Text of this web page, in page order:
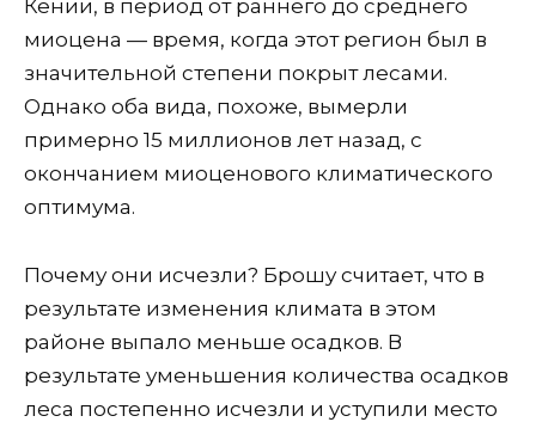
Кении, в период от раннего до среднего
миоцена — время, когда этот регион был в
значительной степени покрыт лесами.
Однако оба вида, похоже, вымерли
примерно 15 миллионов лет назад, с
окончанием миоценового климатического
оптимума.
Почему они исчезли? Брошу считает, что в
результате изменения климата в этом
районе выпало меньше осадков. В
результате уменьшения количества осадков
леса постепенно исчезли и уступили место